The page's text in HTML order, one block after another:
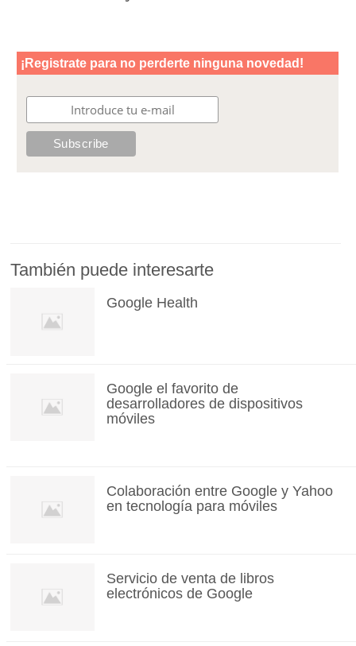
También puede interesarte
Google Health
Google el favorito de
desarrolladores de dispositivos
móviles
Colaboración entre Google y Yahoo
en tecnología para móviles
Servicio de venta de libros
electrónicos de Google